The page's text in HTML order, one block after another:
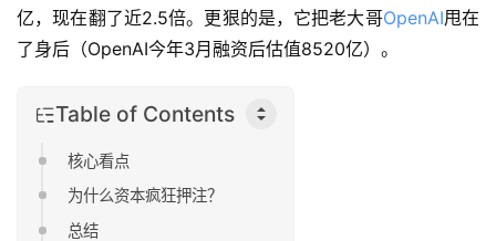
亿，现在翻了近2.5倍。更狠的是，它把老大哥OpenAI甩在
了身后（OpenAI今年3月融资后估值8520亿）。
Table of Contents
核心看点
为什么资本疯狂押注？
总结